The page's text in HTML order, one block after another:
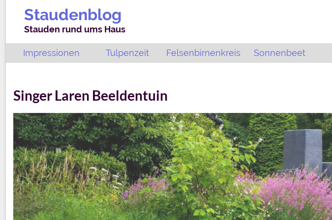
Staudenblog
Stauden rund ums Haus
Impressionen Tulpenzeit Felsenbirnenkreis Sonnenbeet
Singer Laren Beeldentuin